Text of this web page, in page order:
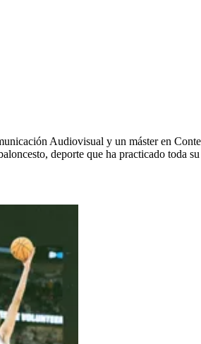
Audiovisual y un máster en
deporte que ha practicado toda